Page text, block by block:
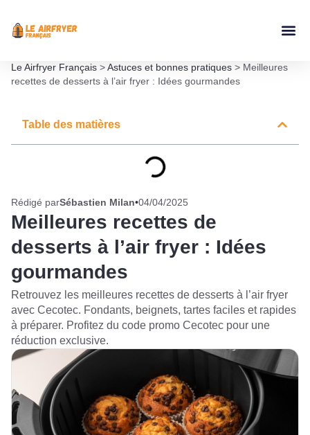
Le Airfryer Français > Astuces et bonnes pratiques > Meilleures
recettes de desserts à l’air fryer : Idées gourmandes
Table des matières
Rédigé parSébastien Milan•04/04/2025
Meilleures recettes de
desserts à l’air fryer : Idées
gourmandes
Retrouvez les meilleures recettes de desserts à l’air fryer
avec Cecotec. Fondants, beignets, tartes faciles et rapides
à préparer. Profitez du code promo Cecotec pour une
réduction exclusive.